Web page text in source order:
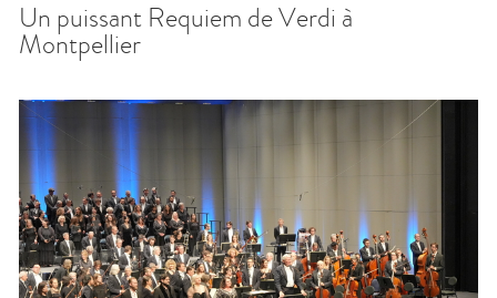
Un puissant Requiem de Verdi à
Montpellier